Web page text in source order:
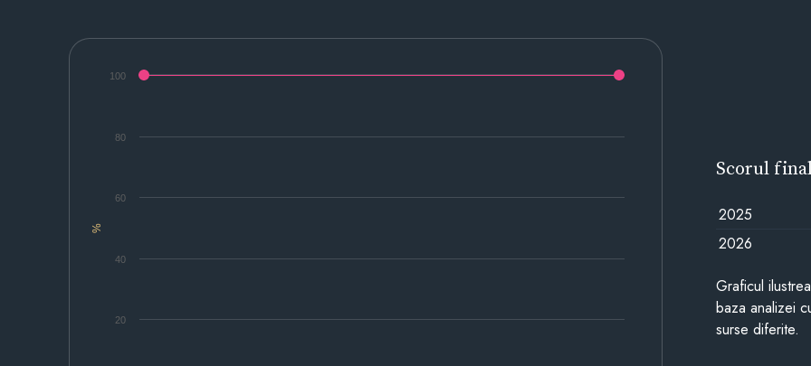
%
20
40
60
80
100
Scorul
2025
2026
Graficul
baza analizei
surse diferite.